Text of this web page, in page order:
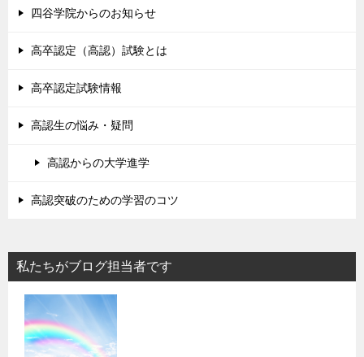
四谷学院からのお知らせ
高卒認定（高認）試験とは
高卒認定試験情報
高認生の悩み・疑問
高認からの大学進学
高認突破のための学習のコツ
私たちがブログ担当者です